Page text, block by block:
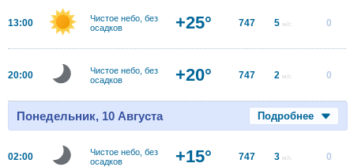
13:00
Чистое небо, без
осадков
+25° 747 5 м/с 0
20:00
Чистое небо, без
осадков
+20° 747 2 м/с 0
Понедельник, 10 Августа Подробнее
02:00
Чистое небо, без
осадков
+15° 747 3 м/с 0